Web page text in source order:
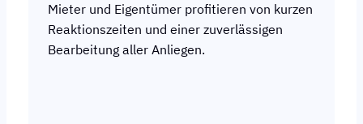
Mieter und Eigentümer profitieren von kurzen
Reaktionszeiten und einer zuverlässigen
Bearbeitung aller Anliegen.